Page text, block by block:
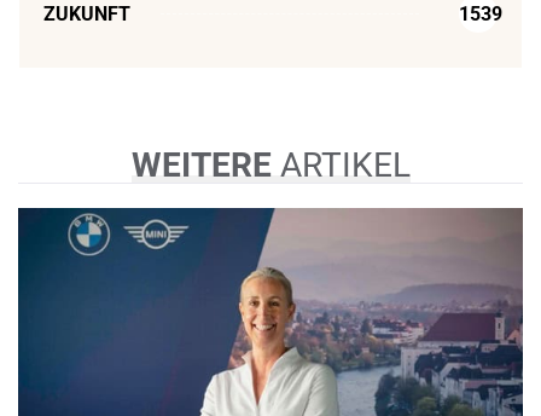
ZUKUNFT 1539
WEITEREARTIKEL